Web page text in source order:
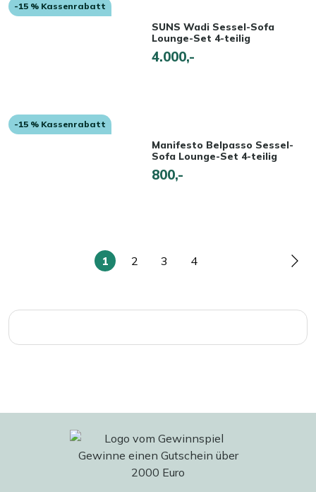
-15 % Kassenrabatt
SUNS Wadi Sessel-Sofa
Lounge-Set 4-teilig
4.000,-
-15 % Kassenrabatt
Manifesto Belpasso Sessel-
Sofa Lounge-Set 4-teilig
800,-
Sie
1
Seite
2
Seite
3
Seite
4